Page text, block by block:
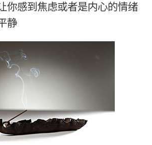
你感到焦虑或者是内心的情绪
静